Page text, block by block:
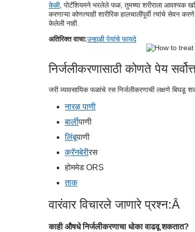
केळी, पोटॅशियमने भरलेले फळ, तुमच्या शरीराला आवश्यक खनिजे
करणाऱ्या कोणत्याही शारीरिक हालचालींपूर्वी त्यांचे सेवन
केलेली नाही.
अतिरिक्त वाचा:उन्हाळी पेयांचे फायदे
निर्जलीकरणासाठी कोणते पेय
जरी व्यावसायिक फळांचे रस निर्जलीकरणाची लक्षणे बिघडू
नारळ पाणी
बार्लीपाणी
लिंबूपाणी
क्रॅनबेरीरस
होममेड ORS
ताक
वारंवार विचारले जाणारे प्रश्न:Â
काही औषधे निर्जलीकरणाचा धोका वाढवू शकतात?